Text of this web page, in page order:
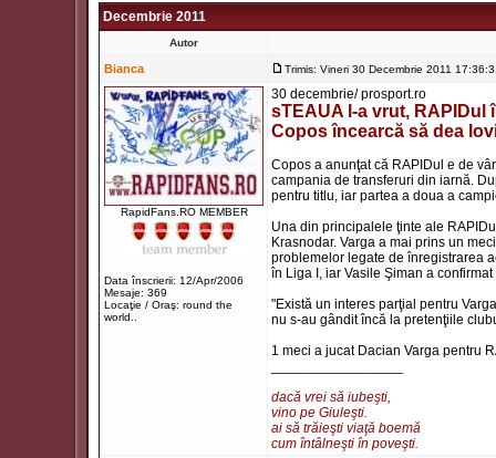
Decembrie 2011
Autor
Bianca Trimis: Vineri 30 Decembrie 2011
RapidFans.RO MEMBER
Data înscrierii: 12/Apr/2006
Mesaje: 369
Locaţie / Oraş: round the
world..
30 decembrie/ prosport.ro
sTEAUA l-a vrut, RAPIDul
Copos încearcă să dea
Copos a anunţat că RAPIDul e de
campania de transferuri din iarnă.
pentru titlu, iar partea a doua a
Una din principalele ţinte ale
Krasnodar. Varga a mai prins un
problemelor legate de înregistrarea
în Liga I, iar Vasile Şiman a
"Există un interes parţial pentru
nu s-au gândit încă la pretenţiile
1 meci a jucat Dacian Varga pentru
dacă vrei să iubeşti,
vino pe Giuleşti.
ai să trăieşti viaţă boemă
cum întâlneşti în poveşti.